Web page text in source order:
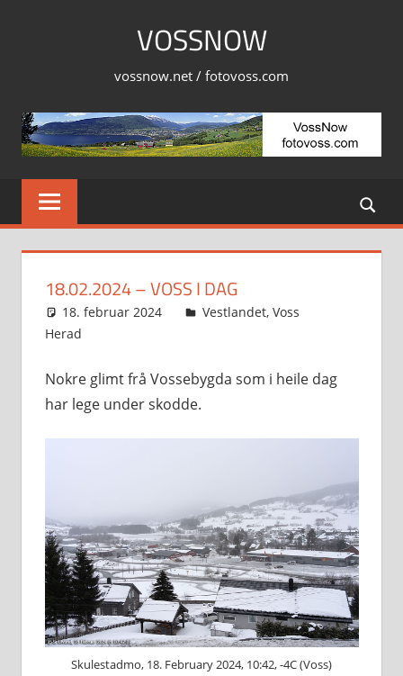
VOSSNOW
vossnow.net / fotovoss.com
18.02.2024 – VOSS I DAG
18. februar 2024 Svein
Vestlandet, Voss
Herad
Nokre glimt frå Vossebygda som i heile dag
har lege under skodde.
Skulestadmo, 18. February 2024, 10:42, -4C (Voss)